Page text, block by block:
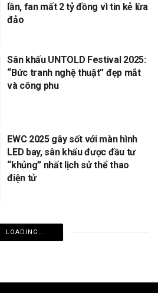
lần, fan mất 2 tỷ đồng vì tin kẻ lừa
đảo
Sân khấu UNTOLD Festival 2025:
“Bức tranh nghệ thuật” đẹp mắt
và công phu
EWC 2025 gây sốt với màn hình
LED bay, sân khấu được đầu tư
“khủng” nhất lịch sử thể thao
điện tử
LOADING...